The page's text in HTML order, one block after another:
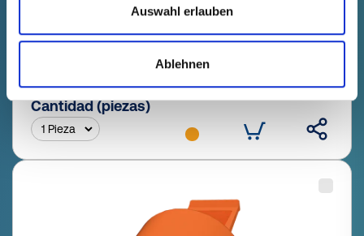
Auswahl erlauben
Ablehnen
Datos técnicos
mostrar
Nº de pedido
2200714RB61
Precio del producto
gratis
Selección
Muestra Comprar
Cantidad (piezas)